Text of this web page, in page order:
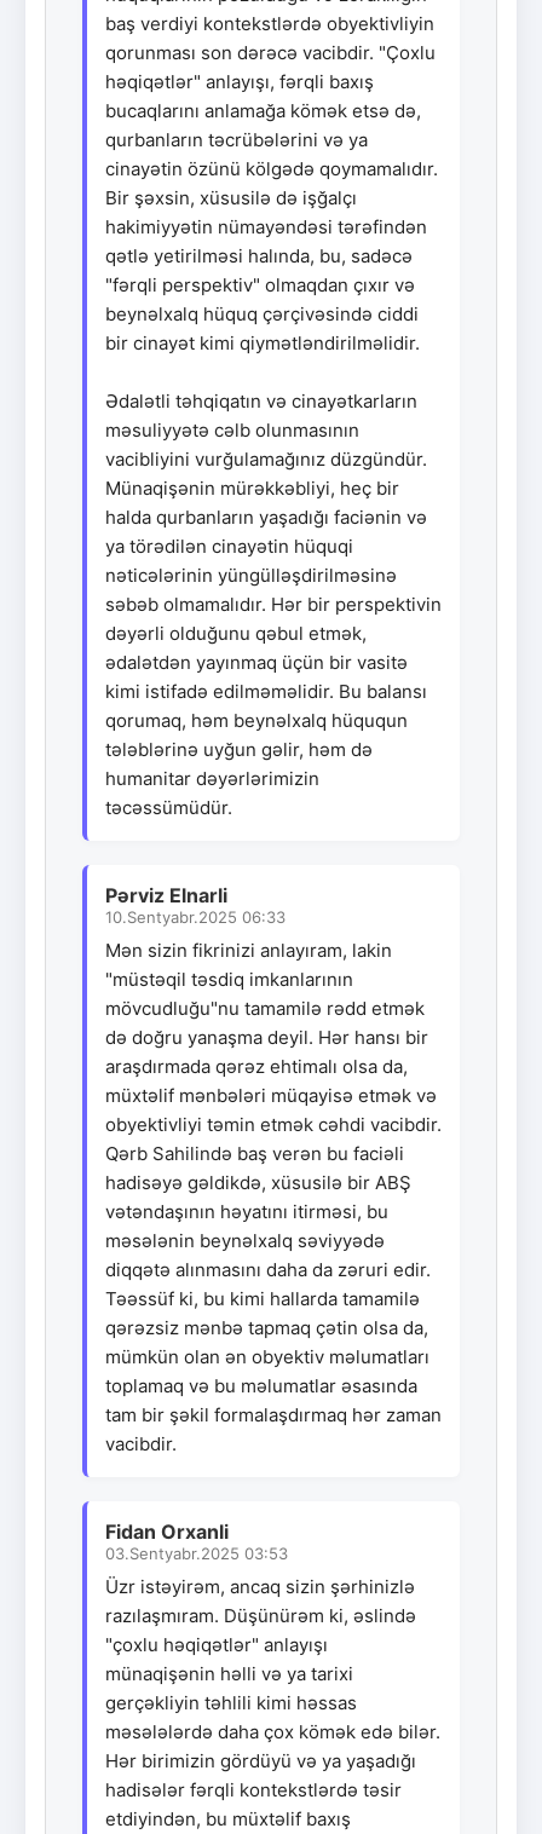
baş verdiyi kontekstlərdə obyektivliyin
qorunması son dərəcə vacibdir. "Çoxlu
həqiqətlər" anlayışı, fərqli baxış
bucaqlarını anlamağa kömək etsə də,
qurbanların təcrübələrini və ya
cinayətin özünü kölgədə qoymamalıdır.
Bir şəxsin, xüsusilə də işğalçı
hakimiyyətin nümayəndəsi tərəfindən
qətlə yetirilməsi halında, bu, sadəcə
"fərqli perspektiv" olmaqdan çıxır və
beynəlxalq hüquq çərçivəsində ciddi
bir cinayət kimi qiymətləndirilməlidir.
Ədalətli təhqiqatın və cinayətkarların
məsuliyyətə cəlb olunmasının
vacibliyini vurğulamağınız düzgündür.
Münaqişənin mürəkkəbliyi, heç bir
halda qurbanların yaşadığı faciənin və
ya törədilən cinayətin hüquqi
nəticələrinin yüngülləşdirilməsinə
səbəb olmamalıdır. Hər bir perspektivin
dəyərli olduğunu qəbul etmək,
ədalətdən yayınmaq üçün bir vasitə
kimi istifadə edilməməlidir. Bu balansı
qorumaq, həm beynəlxalq hüququn
tələblərinə uyğun gəlir, həm də
humanitar dəyərlərimizin
təcəssümüdür.
Pərviz Elnarli
10.Sentyabr.2025 06:33
Mən sizin fikrinizi anlayıram, lakin
"müstəqil təsdiq imkanlarının
mövcudluğu"nu tamamilə rədd etmək
də doğru yanaşma deyil. Hər hansı bir
araşdırmada qərəz ehtimalı olsa da,
müxtəlif mənbələri müqayisə etmək və
obyektivliyi təmin etmək cəhdi vacibdir.
Qərb Sahilində baş verən bu faciəli
hadisəyə gəldikdə, xüsusilə bir ABŞ
vətəndaşının həyatını itirməsi, bu
məsələnin beynəlxalq səviyyədə
diqqətə alınmasını daha da zəruri edir.
Təəssüf ki, bu kimi hallarda tamamilə
qərəzsiz mənbə tapmaq çətin olsa da,
mümkün olan ən obyektiv məlumatları
toplamaq və bu məlumatlar əsasında
tam bir şəkil formalaşdırmaq hər zaman
vacibdir.
Fidan Orxanli
03.Sentyabr.2025 03:53
Üzr istəyirəm, ancaq sizin şərhinizlə
razılaşmıram. Düşünürəm ki, əslində
"çoxlu həqiqətlər" anlayışı
münaqişənin həlli və ya tarixi
gerçəkliyin təhlili kimi həssas
məsələlərdə daha çox kömək edə bilər.
Hər birimizin gördüyü və ya yaşadığı
hadisələr fərqli kontekstlərdə təsir
etdiyindən, bu müxtəlif baxış